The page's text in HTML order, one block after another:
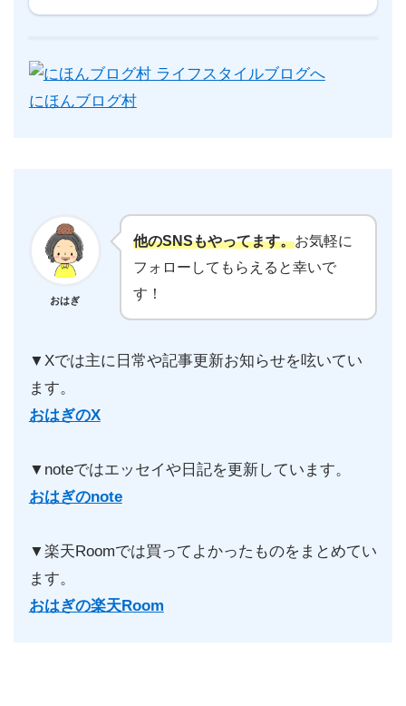
にほんブログ村
おはぎ
他のSNSもやってます。お気軽に
フォローしてもらえると幸いで
す！
▼Xでは主に日常や記事更新お知らせを呟いてい
ます。
おはぎのX
▼noteではエッセイや日記を更新しています。
おはぎのnote
▼楽天Roomでは買ってよかったものをまとめてい
ます。
おはぎの楽天Room